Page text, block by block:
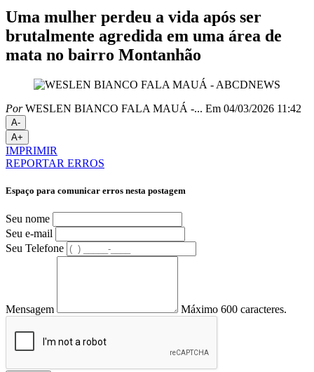
Uma mulher perdeu a vida após ser
brutalmente agredida em uma área de
mata no bairro Montanhão
PorWESLEN BIANCO FALA MAUÁ -... Em 04/03/2026 11:42
A-
A+
IMPRIMIR
REPORTAR ERROS
Espaço para comunicar erros nesta postagem
Seu nome
Seu e-mail
Seu Telefone
Mensagem Máximo 600 caracteres.